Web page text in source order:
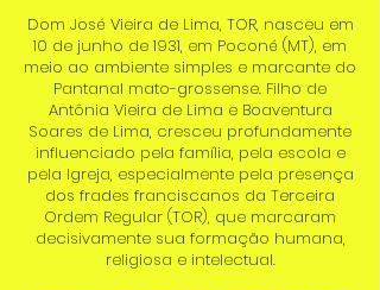
Dom José Vieira de Lima, TOR, nasceu em
10 de junho de 1931, em Poconé (MT), em
meio ao ambiente simples e marcante do
Pantanal mato-grossense. Filho de
Antônia Vieira de Lima e Boaventura
Soares de Lima, cresceu profundamente
influenciado pela família, pela escola e
pela Igreja, especialmente pela presença
dos frades franciscanos da Terceira
Ordem Regular (TOR), que marcaram
decisivamente sua formação humana,
religiosa e intelectual.